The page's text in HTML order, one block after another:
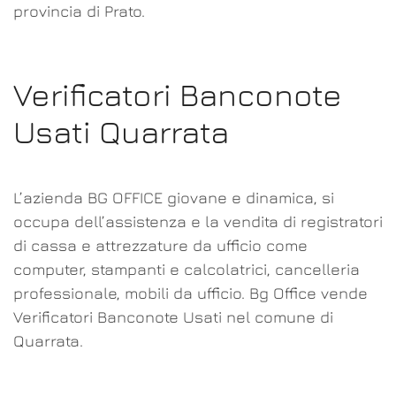
provincia di Prato.
Verificatori Banconote
Usati Quarrata
L’azienda BG OFFICE giovane e dinamica, si
occupa dell’assistenza e la vendita di registratori
di cassa e attrezzature da ufficio come
computer, stampanti e calcolatrici, cancelleria
professionale, mobili da ufficio. Bg Office vende
Verificatori Banconote Usati nel comune di
Quarrata.